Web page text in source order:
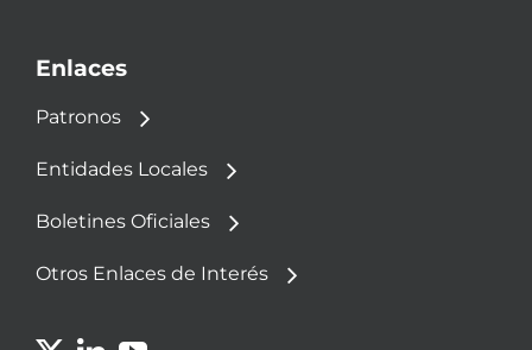
Enlaces
Patronos
Entidades Locales
Boletines Oficiales
Otros Enlaces de Interés